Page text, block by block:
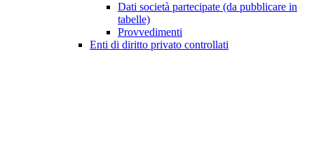
Dati società partecipate (da pubblicare in
tabelle)
Provvedimenti
Enti di diritto privato controllati